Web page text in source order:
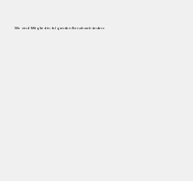
Wir sind Mitglied in folgenden Berufsverbänden: